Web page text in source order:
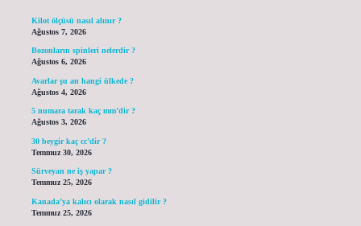
Kilot ölçüsü nasıl alınır ?
Ağustos 7, 2026
Bozonların spinleri nelerdir ?
Ağustos 6, 2026
Avarlar şu an hangi ülkede ?
Ağustos 4, 2026
5 numara tarak kaç mm’dir ?
Ağustos 3, 2026
30 beygir kaç cc’dir ?
Temmuz 30, 2026
Sürveyan ne iş yapar ?
Temmuz 25, 2026
Kanada’ya kalıcı olarak nasıl gidilir ?
Temmuz 25, 2026